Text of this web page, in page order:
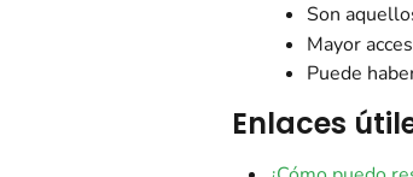
Son
Mayor
Puede
Enlaces